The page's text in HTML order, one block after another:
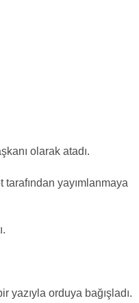
olarak atadı.
yayımlanmaya
yazıyla orduya bağışladı.